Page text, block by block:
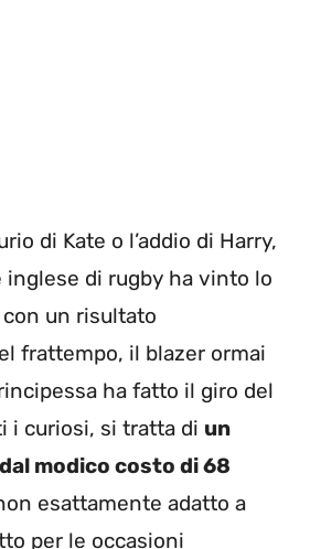
di Kate o l’addio di Harry,
inglese di rugby ha vinto lo
un risultato
frattempo, il blazer ormai
ha fatto il giro del
i curiosi, si tratta di un
modico costo di 68
esattamente adatto a
per le occasioni